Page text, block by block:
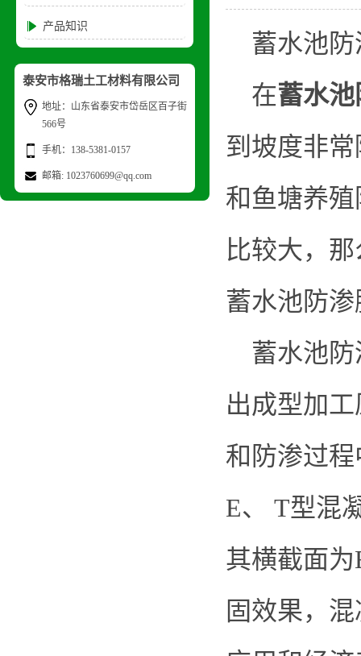
产品知识
泰安市格瑞土工材料有限公司
地址：山东省泰安市岱岳区百子街
566号
手机：138-5381-0157
邮箱: 1023760699@qq.com
蓄水池防
在蓄水
到坡度非
和鱼塘养
比较大，
蓄水池防
蓄水池防
出成型加
和防渗过
E、 T型混
其横截面
固效果，